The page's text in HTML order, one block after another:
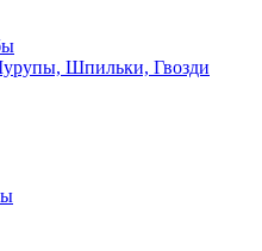
Шпильки, Гвозди